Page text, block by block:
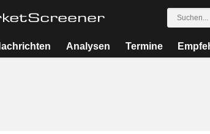
Analysen Termine